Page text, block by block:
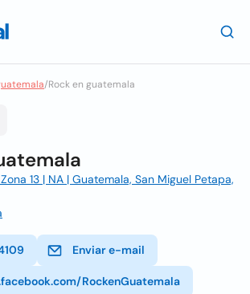
/Rock en guatemala
13 | NA | Guatemala, San Miguel Petapa,
Enviar e-mail
RockenGuatemala